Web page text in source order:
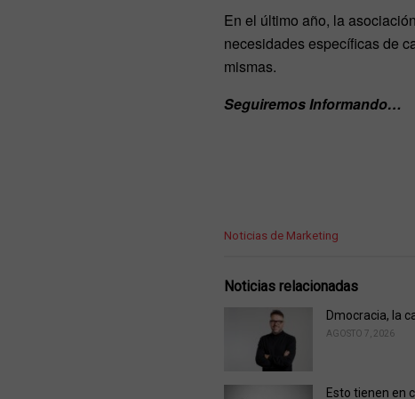
En el último año, la
necesidades específicas de
mismas.
Seguiremos Informando…
C
e
Noticias de Marketing
Noticias relacionadas
Dmocracia, la
AGOSTO 7, 2026
Esto tienen en